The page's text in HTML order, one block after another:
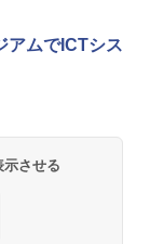
アムでICTシス
させる